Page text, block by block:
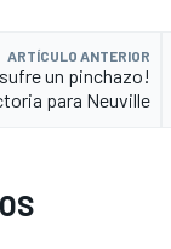
ARTÍCULO ANTERIOR
un pinchazo!
para Neuville